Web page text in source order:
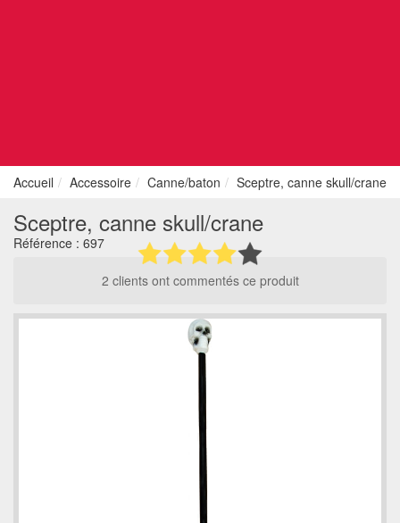
Accueil Accessoire Canne/baton Sceptre, canne skull/crane
Sceptre, canne skull/crane
Référence : 697
2 clients ont commentés ce produit